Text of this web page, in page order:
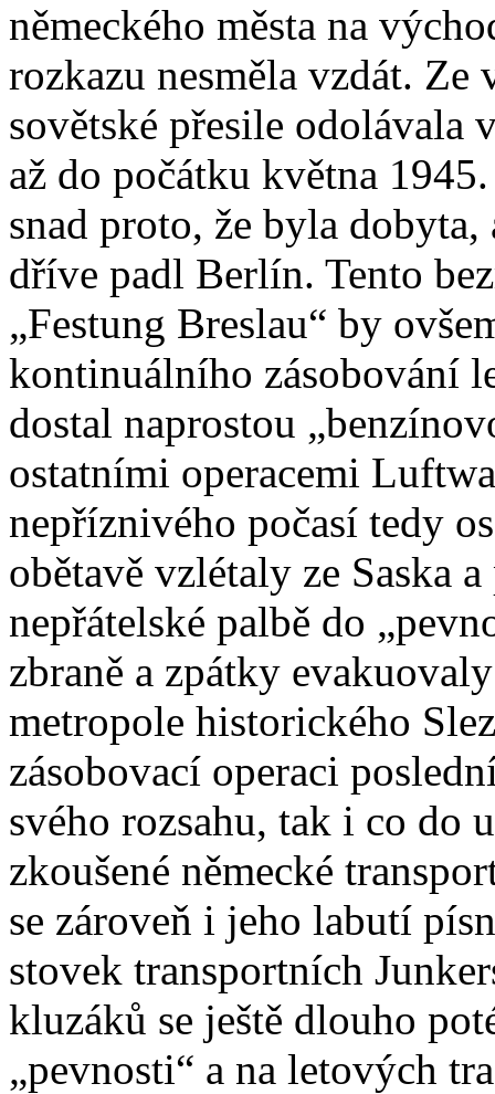
německého města na
rozkazu nesměla vzdát. Ze
sovětské přesile odolávala
až do počátku května
snad proto, že byla
dříve padl Berlín. Tento
„Festung Breslau“ by
kontinuálního zásobování
dostal naprostou
ostatními operacemi
nepříznivého počasí tedy
obětavě vzlétaly ze Saska
nepřátelské palbě do
zbraně a zpátky
metropole historického
zásobovací operaci
svého rozsahu, tak i co do
zkoušené německé
se zároveň i jeho labutí
stovek transportních
kluzáků se ještě dlouho
„pevnosti“ a na letových